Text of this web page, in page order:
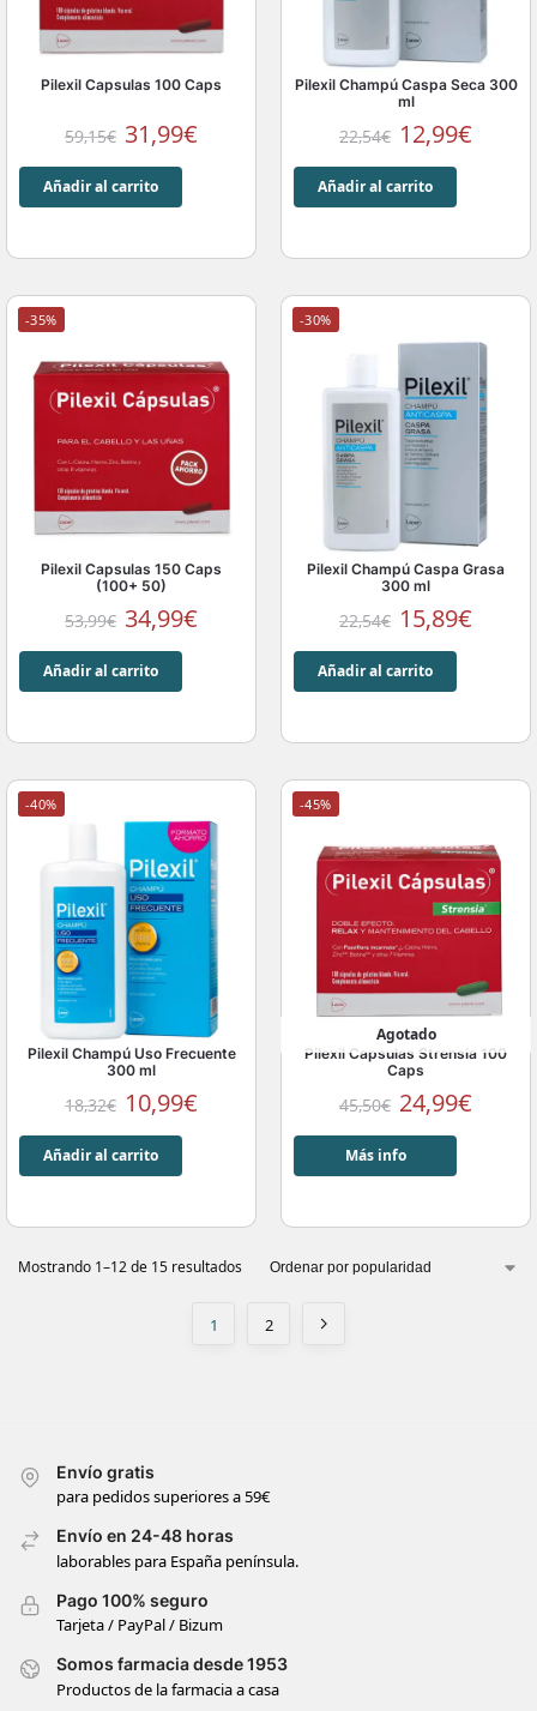
Pilexil Capsulas 100 Caps
59,15€ 31,99€
Añadir al carrito
Pilexil Champú Caspa Seca 300
ml
22,54€ 12,99€
Añadir al carrito
-35%
Pilexil Capsulas 150 Caps
(100+ 50)
53,99€ 34,99€
Añadir al carrito
-30%
Pilexil Champú Caspa Grasa
300 ml
22,54€ 15,89€
Añadir al carrito
-40%
Pilexil Champú Uso Frecuente
300 ml
18,32€ 10,99€
Añadir al carrito
-45%
Agotado
Pilexil Capsulas Strensia 100
Caps
45,50€ 24,99€
Más info
Mostrando 1–12 de 15 resultados
1 2
Envío gratis
para pedidos superiores a 59€
Envío en 24-48 horas
laborables para España península.
Pago 100% seguro
Tarjeta / PayPal / Bizum
Somos farmacia desde 1953
Productos de la farmacia a casa